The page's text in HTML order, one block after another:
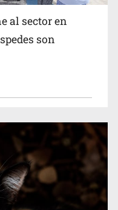
de 2026 en People
al sector en
son